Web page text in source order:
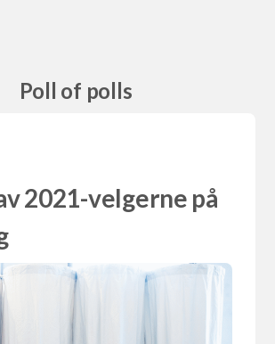
Poll of polls
2021-velgerne på